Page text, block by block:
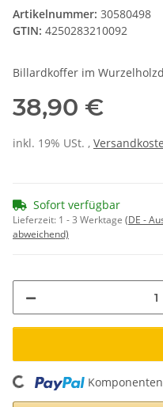
Artikelnummer: 30580498
GTIN: 4250283210092
Billardkoffer im
38,90 €
inkl. 19% USt. ,
Sofort verfügbar
Lieferzeit: 1 - 3 Werktage (DE -
abweichend)